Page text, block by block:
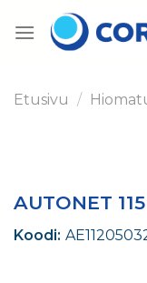
Etusivu /
AUTONET
Koodi: